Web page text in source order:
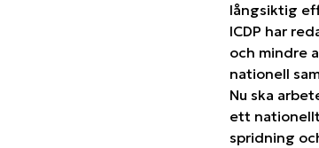
långsiktig
ICDP har
och mindre
nationell
Nu ska
ett
spridning